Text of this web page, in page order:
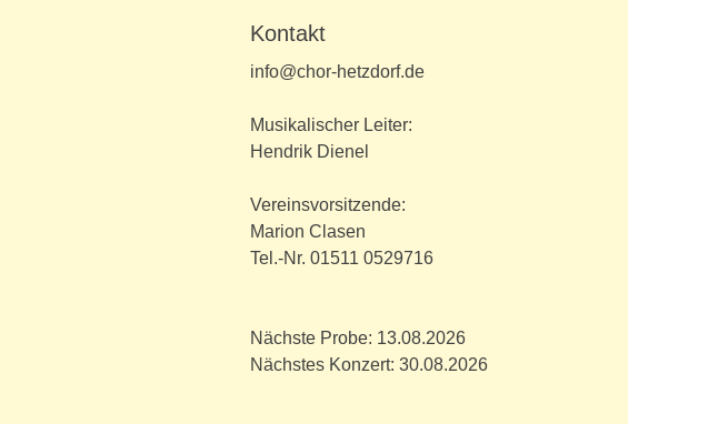
Kontakt
info@chor-hetzdorf.de
Musikalischer Leiter:
Hendrik Dienel
Vereinsvorsitzende:
Marion Clasen
Tel.-Nr. 01511 0529716
Nächste Probe: 13.08.2026
Nächstes Konzert: 30.08.2026